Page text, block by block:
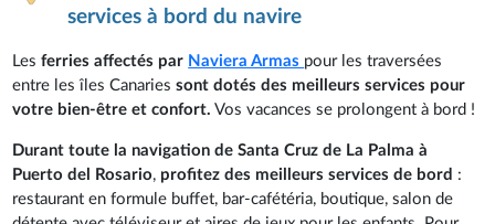
services à bord du navire
Les ferries affectés par Naviera Armas pour les traversées
entre les îles Canariessont dotés des meilleurs services pour
votre bien-être et confort. Vos vacances se prolongent à bord !
Durant toute la navigation de Santa Cruz de La Palma à
Puerto del Rosario, profitez des meilleurs services de bord :
restaurant en formule buffet, bar-cafétéria, boutique, salon de